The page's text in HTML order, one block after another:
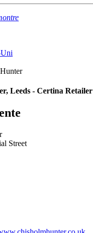
Leeds - Certina Retailer
Street